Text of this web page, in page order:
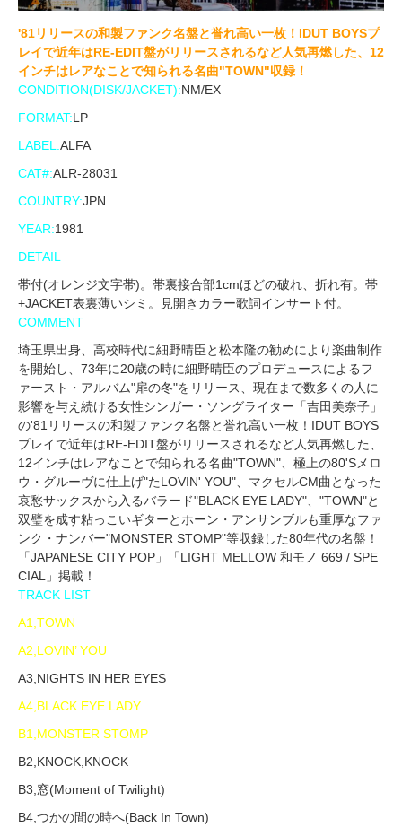
'81リリースの和製ファンク名盤と誉れ高い一枚！IDUT BOYSプ
レイで近年はRE-EDIT盤がリリースされるなど人気再燃した、12
インチはレアなことで知られる名曲"TOWN"収録！
CONDITION(DISK/JACKET):NM/EX
FORMAT:LP
LABEL:ALFA
CAT#:ALR-28031
COUNTRY:JPN
YEAR:1981
DETAIL
帯付(オレンジ文字帯)。帯裏接合部1cmほどの破れ、折れ有。帯
+JACKET表裏薄いシミ。見開きカラー歌詞インサート付。
COMMENT
埼玉県出身、高校時代に細野晴臣と松本隆の勧めにより楽曲制作
を開始し、73年に20歳の時に細野晴臣のプロデュースによるフ
ァースト・アルバム"扉の冬"をリリース、現在まで数多くの人に
影響を与え続ける女性シンガー・ソングライター「吉田美奈子」
の'81リリースの和製ファンク名盤と誉れ高い一枚！IDUT BOYS
プレイで近年はRE-EDIT盤がリリースされるなど人気再燃した、
12インチはレアなことで知られる名曲"TOWN"、極上の80'Sメロ
ウ・グルーヴに仕上げ"たLOVIN' YOU"、マクセルCM曲となった
哀愁サックスから入るバラード"BLACK EYE LADY"、"TOWN"と
双璧を成す粘っこいギターとホーン・アンサンブルも重厚なファ
ンク・ナンバー"MONSTER STOMP"等収録した80年代の名盤！
「JAPANESE CITY POP」「LIGHT MELLOW 和モノ 669 / SPE
CIAL」掲載！
TRACK LIST
A1,TOWN
A2,LOVIN’ YOU
A3,NIGHTS IN HER EYES
A4,BLACK EYE LADY
B1,MONSTER STOMP
B2,KNOCK,KNOCK
B3,窓(Moment of Twilight)
B4,つかの間の時へ(Back In Town)